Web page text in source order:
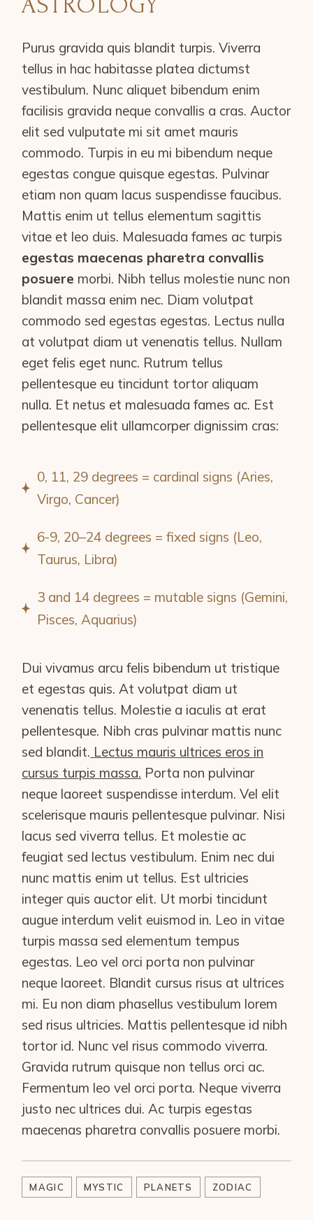
Purus gravida quis blandit turpis. Viverra
tellus in hac habitasse platea dictumst
vestibulum. Nunc aliquet bibendum enim
facilisis gravida neque convallis a cras. Auctor
elit sed vulputate mi sit amet mauris
commodo. Turpis in eu mi bibendum neque
egestas congue quisque egestas. Pulvinar
etiam non quam lacus suspendisse faucibus.
Mattis enim ut tellus elementum sagittis
vitae et leo duis. Malesuada fames ac turpis
egestas maecenas pharetra convallis
posuere morbi. Nibh tellus molestie nunc non
blandit massa enim nec. Diam volutpat
commodo sed egestas egestas. Lectus nulla
at volutpat diam ut venenatis tellus. Nullam
eget felis eget nunc. Rutrum tellus
pellentesque eu tincidunt tortor aliquam
nulla. Et netus et malesuada fames ac. Est
pellentesque elit ullamcorper dignissim cras:
0, 11, 29 degrees = cardinal signs (Aries,
Virgo, Cancer)
6-9, 20–24 degrees = fixed signs (Leo,
Taurus, Libra)
3 and 14 degrees = mutable signs (Gemini,
Pisces, Aquarius)
Dui vivamus arcu felis bibendum ut tristique
et egestas quis. At volutpat diam ut
venenatis tellus. Molestie a iaculis at erat
pellentesque. Nibh cras pulvinar mattis nunc
sed blandit. Lectus mauris ultrices eros in
cursus turpis massa. Porta non pulvinar
neque laoreet suspendisse interdum. Vel elit
scelerisque mauris pellentesque pulvinar. Nisi
lacus sed viverra tellus. Et molestie ac
feugiat sed lectus vestibulum. Enim nec dui
nunc mattis enim ut tellus. Est ultricies
integer quis auctor elit. Ut morbi tincidunt
augue interdum velit euismod in. Leo in vitae
turpis massa sed elementum tempus
egestas. Leo vel orci porta non pulvinar
neque laoreet. Blandit cursus risus at ultrices
mi. Eu non diam phasellus vestibulum lorem
sed risus ultricies. Mattis pellentesque id nibh
tortor id. Nunc vel risus commodo viverra.
Gravida rutrum quisque non tellus orci ac.
Fermentum leo vel orci porta. Neque viverra
justo nec ultrices dui. Ac turpis egestas
maecenas pharetra convallis posuere morbi.
MAGIC MYSTIC PLANETS ZODIAC